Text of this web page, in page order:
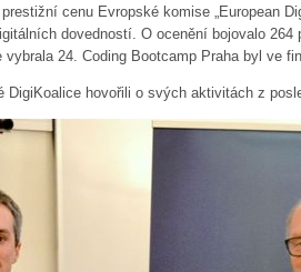
cenu Evropské komise „European
dovedností. O ocenění bojovalo 264
24. Coding Bootcamp Praha byl ve
DigiKoalice hovořili o svých aktivitách z